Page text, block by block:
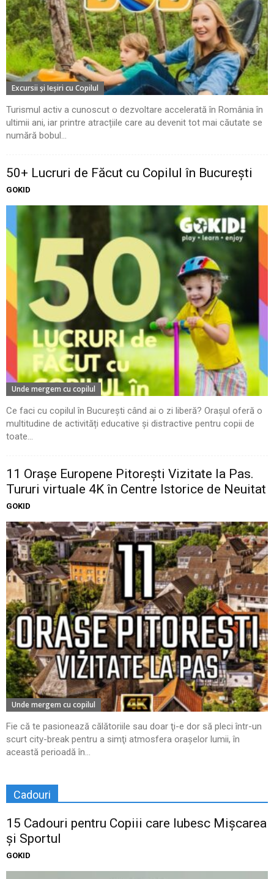
Excursii şi Ieşiri cu Copilul
Turismul activ a cunoscut o dezvoltare accelerată în România în
ultimii ani, iar printre atracțiile care au devenit tot mai căutate se
numără bobul...
50+ Lucruri de Făcut cu Copilul în București
GOKID
Unde mergem cu copilul
Ce faci cu copilul în București când ai o zi liberă? Orașul oferă o
multitudine de activități educative și distractive pentru copii de
toate...
11 Oraşe Europene Pitoreşti Vizitate la Pas.
Tururi virtuale 4K în Centre Istorice de Neuitat
GOKID
Unde mergem cu copilul
Fie că te pasionează călătoriile sau doar ţi-e dor să pleci într-un
scurt city-break pentru a simţi atmosfera oraşelor lumii, în
această perioadă în...
Cadouri
15 Cadouri pentru Copiii care Iubesc Mișcarea
și Sportul
GOKID